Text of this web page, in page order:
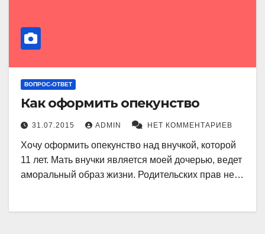
ВОПРОС-ОТВЕТ
Как оформить опекунство
31.07.2015 ADMIN НЕТ КОММЕНТАРИЕВ
Хочу оформить опекунство над внучкой, которой
11 лет. Мать внучки является моей дочерью, ведет
аморальный образ жизни. Родительских прав не…